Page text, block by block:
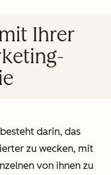
Ihrer
darin, das
zu wecken, mit
von ihnen zu